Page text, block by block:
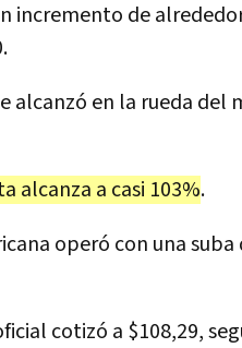
incremento de
alcanzó en la rueda del
alcanza a casi 103%.
operó con una suba
cotizó a $108,29,